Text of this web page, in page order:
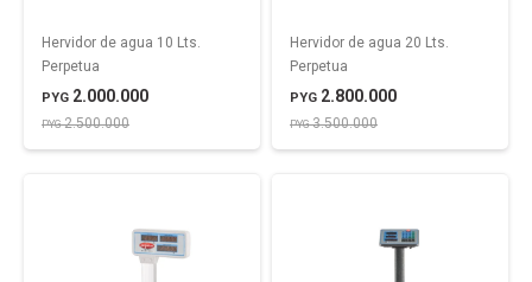
Hervidor de agua 10 Lts.
Perpetua
PYG 2.000.000
PYG2.500.000
Hervidor de agua 20 Lts.
Perpetua
PYG 2.800.000
PYG3.500.000